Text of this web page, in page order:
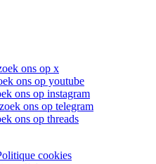
ons op x
ons op youtube
ons op instagram
ons op telegram
ons op threads
cookies